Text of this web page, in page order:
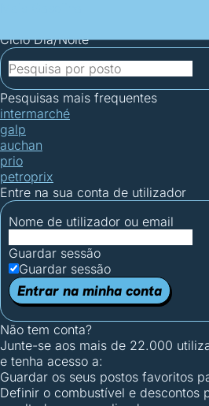
Ciclo Dia/Noite
Pesquisas mais frequentes
intermarché
galp
auchan
prio
petroprix
Entre na sua conta de utilizador
Nome de utilizador ou email
Guardar sessão
Guardar sessão
Entrar na minha conta
Não tem conta?
Junte-se aos mais de 22.000
e tenha acesso a:
Guardar os seus postos favoritos
Definir o combustível e descontos